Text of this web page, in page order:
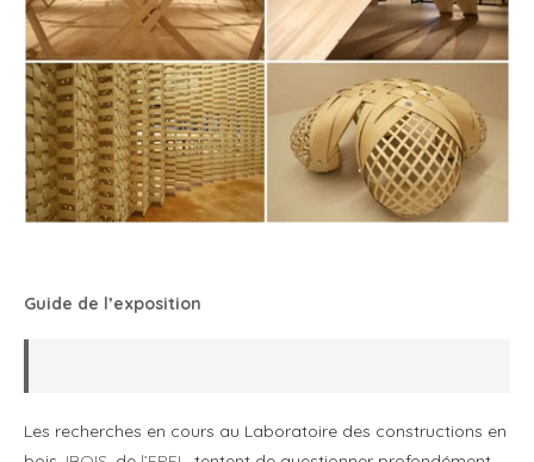
Guide de l’exposition
Les recherches en cours au Laboratoire des constructions en